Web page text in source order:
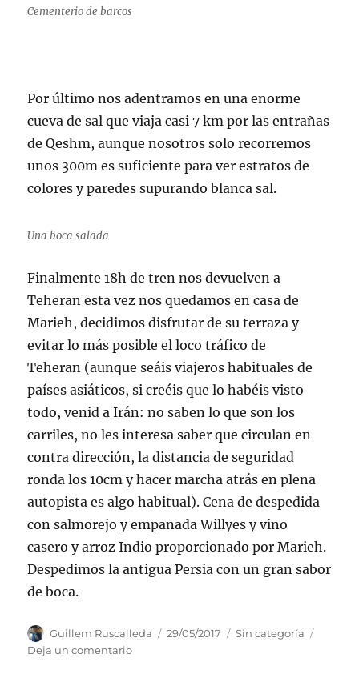
Cementerio de barcos
Por último nos adentramos en una enorme
cueva de sal que viaja casi 7 km por las entrañas
de Qeshm, aunque nosotros solo recorremos
unos 300m es suficiente para ver estratos de
colores y paredes supurando blanca sal.
Una boca salada
Finalmente 18h de tren nos devuelven a
Teheran esta vez nos quedamos en casa de
Marieh, decidimos disfrutar de su terraza y
evitar lo más posible el loco tráfico de
Teheran (aunque seáis viajeros habituales de
países asiáticos, si creéis que lo habéis visto
todo, venid a Irán: no saben lo que son los
carriles, no les interesa saber que circulan en
contra dirección, la distancia de seguridad
ronda los 10cm y hacer marcha atrás en plena
autopista es algo habitual). Cena de despedida
con salmorejo y empanada Willyes y vino
casero y arroz Indio proporcionado por Marieh.
Despedimos la antigua Persia con un gran sabor
de boca.
Autor
Guillem Ruscalleda
Publicado
29/05/2017 Categorías
Sin categoría
Deja un comentarioen